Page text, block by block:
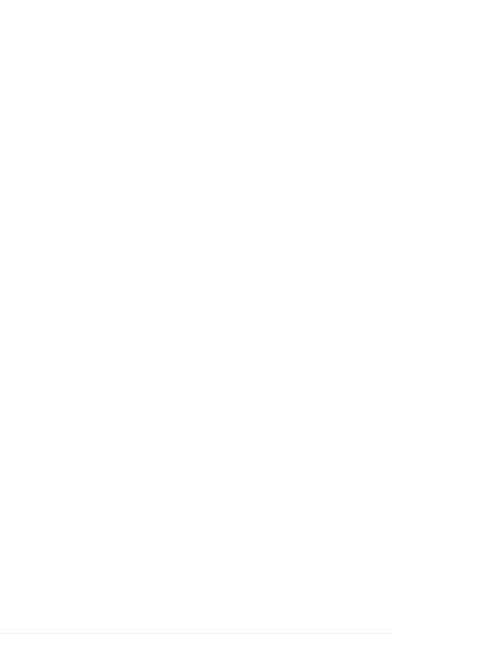
sau volumul acestuia ca
lucru va ocoli ZEN DAC Signature V2 ca si